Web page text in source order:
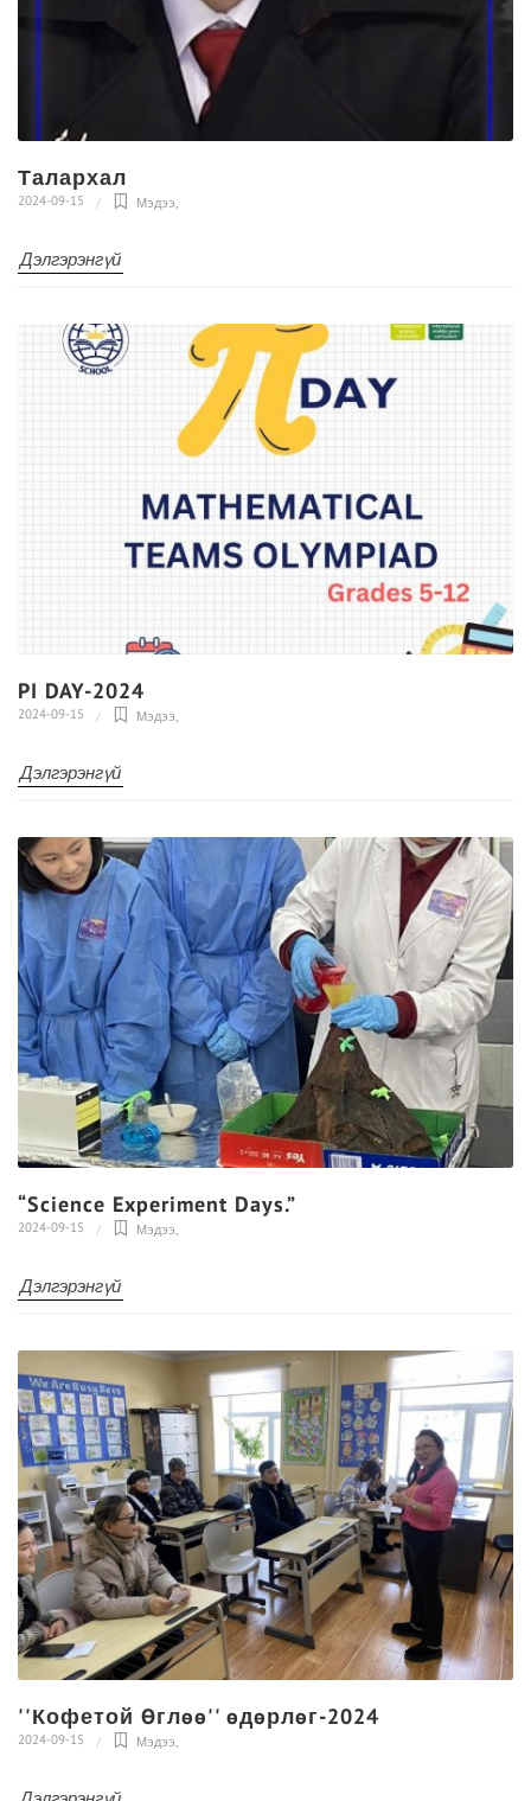
Талархал
2024-09-15 Мэдээ,
Дэлгэрэнгүй
PI DAY-2024
2024-09-15 Мэдээ,
Дэлгэрэнгүй
“Science Experiment Days.”
2024-09-15 Мэдээ
Дэлгэрэнгүй
''Кофетой Өглөө'' өдөрлөг-2024
2024-09-15 Мэдээ,